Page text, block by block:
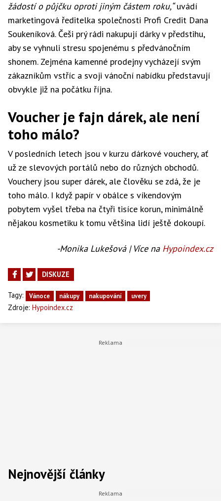
žádostí o půjčku oproti jiným částem roku,“uvádí
marketingová ředitelka společnosti Profi Credit Dana
Soukeníková. Češi prý rádi nakupují dárky v předstihu,
aby se vyhnuli stresu spojenému s předvánočním
shonem. Zejména kamenné prodejny vycházejí svým
zákazníkům vstříc a svoji vánoční nabídku představují
obvykle již na počátku října.
Voucher je fajn dárek, ale není
toho málo?
V posledních letech jsou v kurzu dárkové vouchery, ať
už ze slevových portálů nebo do různých obchodů.
Vouchery jsou super dárek, ale člověku se zdá, že je
toho málo. I když papír v obálce s víkendovým
pobytem vyšel třeba na čtyři tisíce korun, minimálně
nějakou kosmetiku k tomu většina lidí ještě dokoupí.
-Monika Lukešová | Více na Hypoindex.cz
DISKUZE
Tagy: Vánoce nákupy nakupování uvery
Zdroje: Hypoindex.cz
Nejnovější články